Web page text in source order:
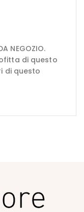
NEGOZIO.
di questo
di questo